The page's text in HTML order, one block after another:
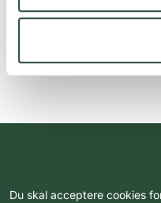
Du skal acceptere cookies